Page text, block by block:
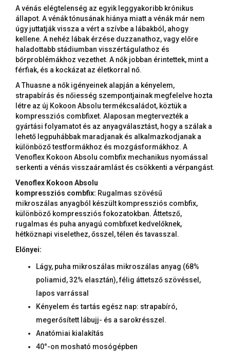
A vénás elégtelenség az egyik leggyakoribb krónikus
állapot. A vénák tónusának hiánya miatt a vénák már nem
úgy juttatják vissza a vért a szívbe a lábakból, ahogy
kellene. A nehéz lábak érzése duzzanathoz, vagy előre
haladottabb stádiumban visszértágulathoz és
bőrproblémákhoz vezethet. A nők jobban érintettek, mint a
férfiak, és a kockázat az életkorral nő.
A Thuasne a nők igényeinek alapján a kényelem,
strapabírás és nőiesség szempontjainak megfelelve hozta
létre az új Kokoon Absolu termékcsaládot, köztük a
kompressziós combfixet. Alaposan megtervezték a
gyártási folyamatot és az anyagválasztást, hogy a szálak a
lehető legpuhábbak maradjanak és alkalmazkodjanak a
különböző testformákhoz és mozgásformákhoz. A
Venoflex Kokoon Absolu combfix mechanikus nyomással
serkenti a vénás visszaáramlást és csökkenti a vérpangást.
Venoflex Kokoon Absolu
kompressziós combfix: Rugalmas szövésű
mikroszálas anyagból készült kompressziós combfix,
különböző kompressziós fokozatokban. Áttetsző,
rugalmas és puha anyagú combfixet kedvelőknek,
hétköznapi viselethez, ősszel, télen és tavasszal.
Előnyei:
Lágy, puha mikroszálas mikroszálas anyag (68%
poliamid, 32% elasztán), félig áttetsző szövéssel,
lapos varrással
Kényelem és tartás egész nap: strapabíró,
megerősített lábujj- és a sarokrésszel.
Anatómiai kialakítás
40°-on mosható mosógépben